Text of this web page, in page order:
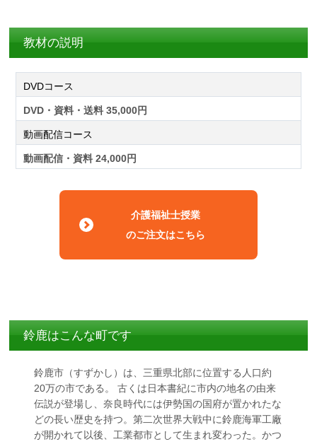
教材の説明
DVDコース
DVD・資料・送料 35,000円
動画配信コース
動画配信・資料 24,000円
介護福祉士授業
のご注文はこちら
鈴鹿はこんな町です
鈴鹿市（すずかし）は、三重県北部に位置する人口約
20万の市である。 古くは日本書紀に市内の地名の由来
伝説が登場し、奈良時代には伊勢国の国府が置かれたな
どの長い歴史を持つ。第二次世界大戦中に鈴鹿海軍工廠
が開かれて以後、工業都市として生まれ変わった。かつ